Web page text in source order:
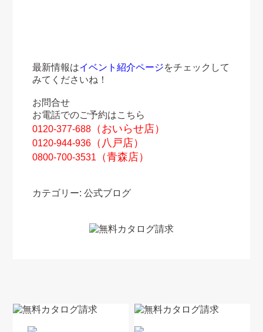
最新情報はイベント紹介ページをチェックして
みてくださいね！
お問合せ
お電話でのご予約はこちら
0120-377-688（おいらせ店）
0120-944-936（八戸店）
0800-700-3531（青森店）
カテゴリー: 公式ブログ